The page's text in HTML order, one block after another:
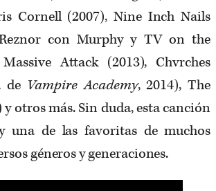
Cornell (2007), Nine Inch Nails
con Murphy y TV on the
Attack (2013), Chvrches
de Vampire Academy, 2014), The
otros más. Sin duda, esta canción
una de las favoritas de muchos
géneros y generaciones.